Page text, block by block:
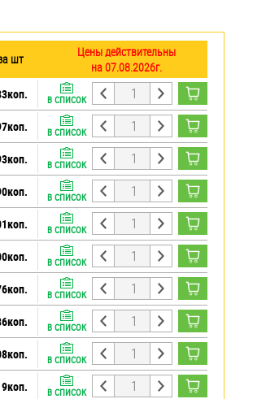
шт
Цены действительны
на 07.08.2026г.
В СПИСОК
В СПИСОК
В СПИСОК
В СПИСОК
В СПИСОК
В СПИСОК
В СПИСОК
В СПИСОК
В СПИСОК
В СПИСОК